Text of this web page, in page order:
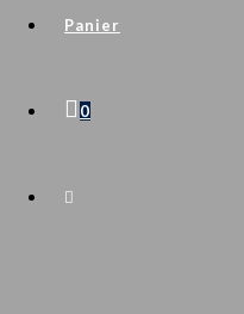
Panier
0
Toggle